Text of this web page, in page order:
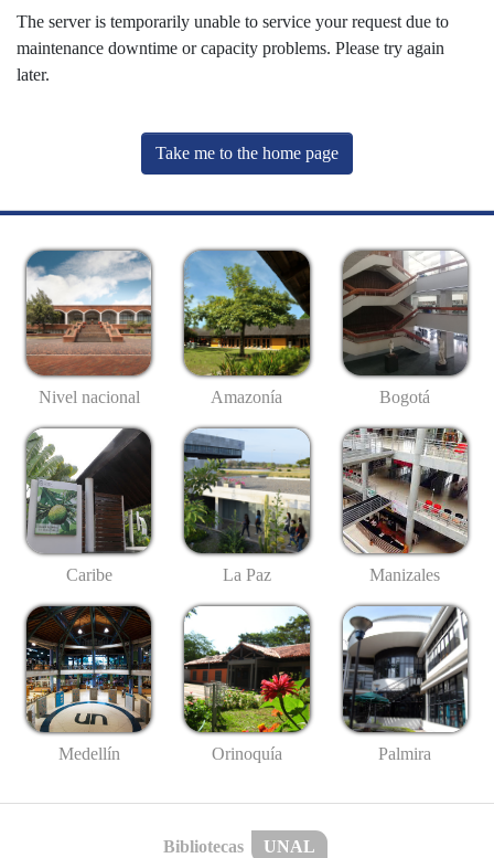
The server is temporarily unable to service your request due to
maintenance downtime or capacity problems. Please try again
later.
Take me to the home page
Nivel nacional Amazonía Bogotá
Caribe La Paz Manizales
Medellín Orinoquía Palmira
Bibliotecas UNAL